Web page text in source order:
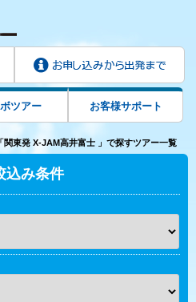
ツアー お客様サポート
「関東発 X-JAM高井富士 」で探すツアー一覧
込み条件